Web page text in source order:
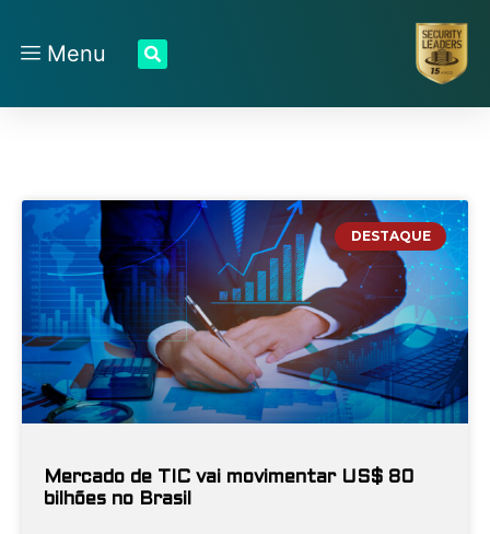
Menu
DESTAQUE
Mercado de TIC vai movimentar US$ 80
bilhões no Brasil